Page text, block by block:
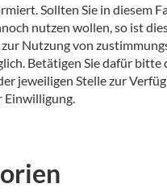
Sollten Sie in diesem
nutzen wollen, so ist
Nutzung von
Betätigen Sie dafür bitte
jeweiligen Stelle zur